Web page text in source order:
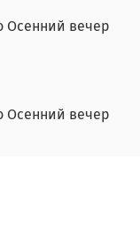
Осенний вечер
Осенний вечер